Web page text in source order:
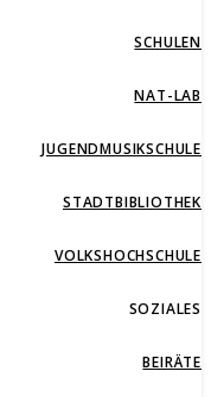
SCHULEN
NAT-LAB
JUGENDMUSIKSCHULE
STADTBIBLIOTHEK
VOLKSHOCHSCHULE
SOZIALES
BEIRÄTE